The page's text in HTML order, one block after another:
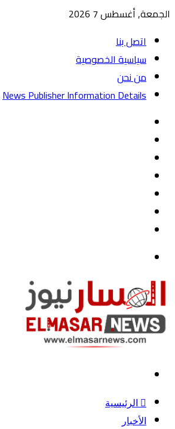
الجمعة, أغسطس 7 2026
اتصل بنا
سياسية الخصوصية
من نحن
News Publisher Information Details
الرئيسية
الأخبار